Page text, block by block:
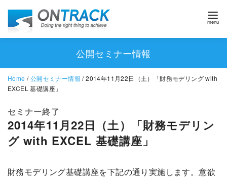
公開セミナー情報
Home /公開セミナー情報 / 2014年11月22日（土）「財務モデリング with
EXCEL 基礎講座」
セミナー終了
2014年11月22日（土）「財務モデリン
グ with EXCEL 基礎講座」
財務モデリング基礎講座を下記の通り実施します。意欲